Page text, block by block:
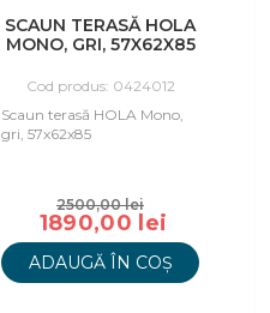
SCAUN TERASĂ HOLA
MONO, GRI, 57X62X85
Cod produs: 0424012
Scaun terasă HOLA Mono,
gri, 57x62x85
2500,00 lei
1890,00 lei
ADAUGĂ ÎN COȘ